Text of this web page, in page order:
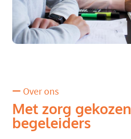
Over ons
Met zorg gekozen
begeleiders